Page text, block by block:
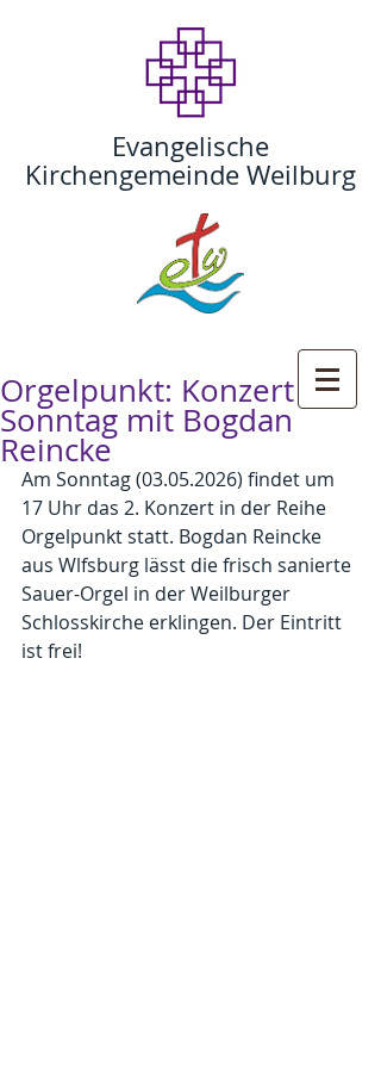
Evangelische
Kirchengemeinde Weilburg
Orgelpunkt: Konzert am
Sonntag mit Bogdan
Reincke
Am Sonntag (03.05.2026) findet um
17 Uhr das 2. Konzert in der Reihe
Orgelpunkt statt. Bogdan Reincke
aus Wlfsburg lässt die frisch sanierte
Sauer-Orgel in der Weilburger
Schlosskirche erklingen. Der Eintritt
ist frei!